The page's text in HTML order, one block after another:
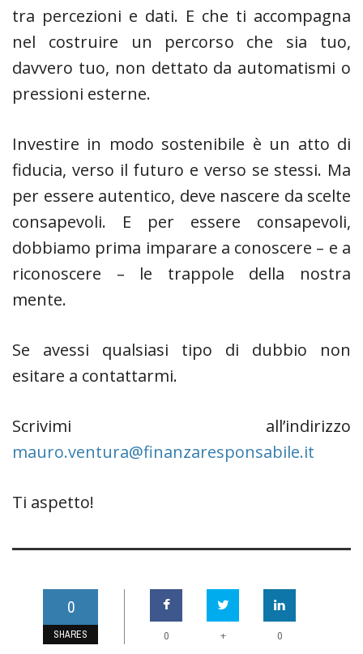
tra percezioni e dati. E che ti accompagna
nel costruire un percorso che sia tuo,
davvero tuo, non dettato da automatismi o
pressioni esterne.
Investire in modo sostenibile è un atto di
fiducia, verso il futuro e verso se stessi. Ma
per essere autentico, deve nascere da scelte
consapevoli. E per essere consapevoli,
dobbiamo prima imparare a conoscere – e a
riconoscere – le trappole della nostra
mente.
Se avessi qualsiasi tipo di dubbio non
esitare a contattarmi.
Scrivimi all’indirizzo
mauro.ventura@finanzaresponsabile.it
Ti aspetto!
0
SHARES 0 + 0